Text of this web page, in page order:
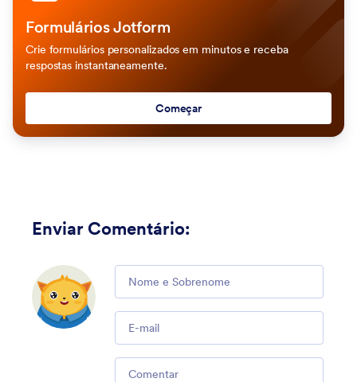
Formulários Jotform
Crie formulários personalizados em minutos e receba
respostas instantaneamente.
Começar
Enviar Comentário:
Comment
Email
Comment